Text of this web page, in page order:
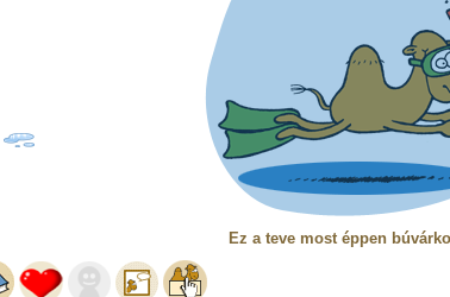
Ez a teve most éppen